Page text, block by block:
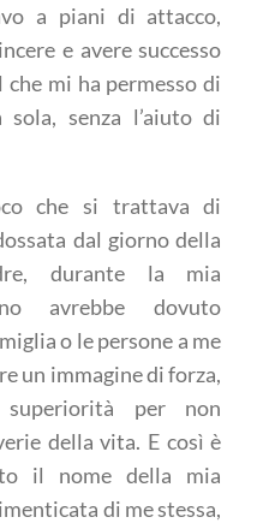
a piani di attacco,
e avere successo
che mi ha permesso di
senza l’aiuto di
che si trattava di
dal giorno della
durante la mia
avrebbe dovuto
o le persone a me
un immagine di forza,
per non
della vita. E così è
il nome della mia
di me stessa,